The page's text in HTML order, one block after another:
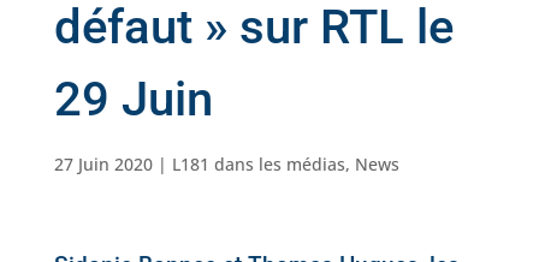
défaut » sur RTL le
29 Juin
27 Juin 2020| L181 dans les médias, News